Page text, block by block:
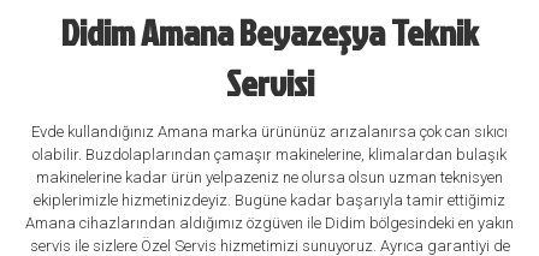
Didim Amana Beyazeşya Teknik
Servisi
Evde kullandığınız Amana marka ürününüz arızalanırsa çok can sıkıcı
olabilir. Buzdolaplarından çamaşır makinelerine, klimalardan bulaşık
makinelerine kadar ürün yelpazeniz ne olursa olsun uzman teknisyen
ekiplerimizle hizmetinizdeyiz. Bugüne kadar başarıyla tamir ettiğimiz
Amana cihazlarından aldığımız özgüven ile Didim bölgesindeki en yakın
servis ile sizlere Özel Servis hizmetimizi sunuyoruz. Ayrıca garantiyi de